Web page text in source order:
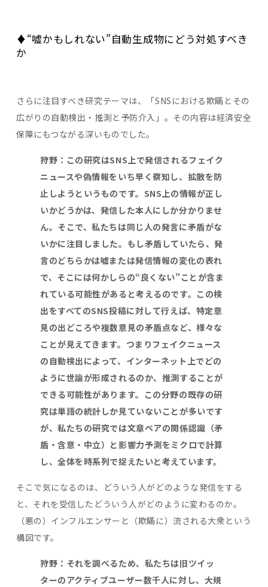
♦“嘘かもしれない”自動生成物にどう対処すべき
か
さらに注目すべき研究テーマは、「SNSにおける欺瞞とその
広がりの自動検出・推測と予防介入」。その内容は経済安全
保障にもつながる深いものでした。
狩野：この研究はSNS上で発信されるフェイク
ニュースや偽情報をいち早く察知し、拡散を防
止しようというものです。 SNS上の情報が正し
いかどうかは、発信した本人にしか分かりませ
ん。そこで、私たちは同じ人の発言に矛盾がな
いかに注目しました。もし矛盾していたら、発
言のどちらかは嘘または発信情報の変化の表れ
で、そこには何かしらの“良くない”ことが含ま
れている可能性があると考えるのです。この検
出をすべてのSNS投稿に対して行えば、特定意
見の出どころや複数意見の矛盾点など、様々な
ことが見えてきます。つまりフェイクニュース
の自動検出によって、インターネット上でどの
ように世論が形成されるのか、推測することが
できる可能性があります。この分野の既存の研
究は単語の統計しか見ていないことが多いです
が、私たちの研究では文章ペアの関係認識（矛
盾・含意・中立）と影響力予測をミクロで計算
し、全体を時系列で捉えたいと考えています。
そこで気になるのは、どういう人がどのような発信をする
と、それを受信したどういう人がどのように変わるのか。
（悪の）インフルエンサーと（欺瞞に）流される大衆という
構図です。
狩野：それを調べるため、私たちは旧ツイッ
ターのアクティブユーザー数千人に対し、大規